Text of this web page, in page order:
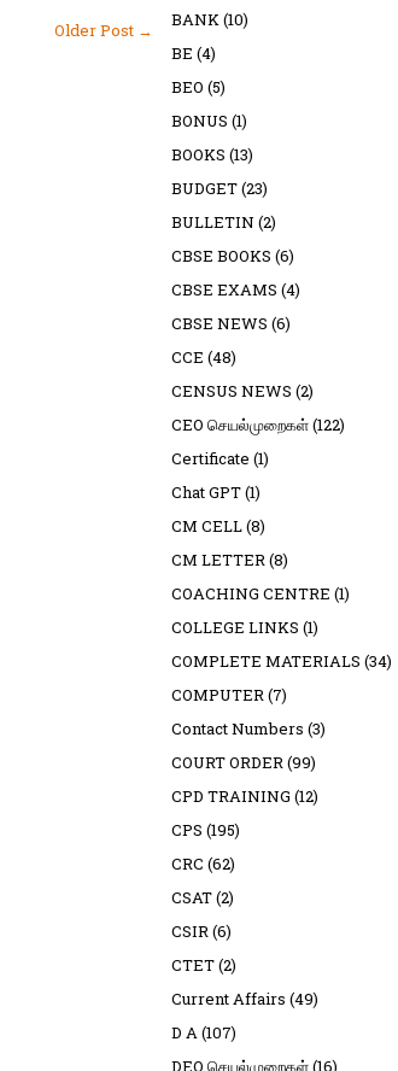
Older Post →
BANK(10)
BE (4)
BEO (5)
BONUS (1)
BOOKS (13)
BUDGET(23)
BULLETIN (2)
CBSE BOOKS (6)
CBSE EXAMS (4)
CBSE NEWS (6)
CCE (48)
CENSUS NEWS (2)
CEO செயல்முறைகள்(122)
Certificate (1)
Chat GPT(1)
CM CELL(8)
CM LETTER(8)
COACHING CENTRE (1)
COLLEGE LINKS (1)
COMPLETE MATERIALS (34)
COMPUTER(7)
Contact Numbers (3)
COURT ORDER(99)
CPD TRAINING (12)
CPS (195)
CRC (62)
CSAT(2)
CSIR(6)
CTET(2)
Current Affairs (49)
D A(107)
DEO செயல்முறைகள்(16)